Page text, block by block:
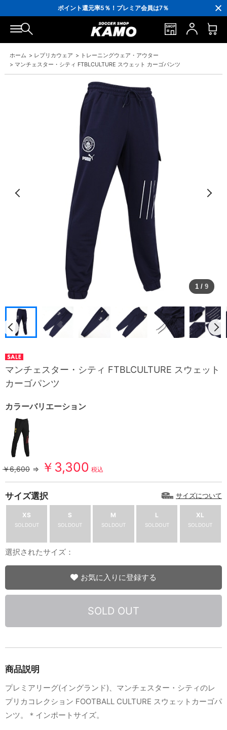
ポイント還元率5％！プレミア会員は7％
会員の方にはお誕生月に「10％OFFクーポン」プレゼント！
16,000円(税込)以上でシューズケースプレゼント！
3,300円(税込)以上で送料無料！
ホーム > レプリカウェア > トレーニングウェア・アウター
> マンチェスター・シティ FTBLCULTURE スウェット カーゴパンツ
1 / 9
マンチェスター・シティ FTBLCULTURE スウェット
カーゴパンツ
カラーバリエーション
￥6,600 ⇒ ￥3,300 税込
サイズ選択 サイズについて
XS
SOLDOUT
S
SOLDOUT
M
SOLDOUT
L
SOLDOUT
XL
SOLDOUT
選択されたサイズ：
お気に入りに登録する
SOLD OUT
商品説明
プレミアリーグ(イングランド)、マンチェスター・シティのレ
プリカコレクション FOOTBALL CULTURE スウェットカーゴパ
ンツ。＊インポートサイズ。